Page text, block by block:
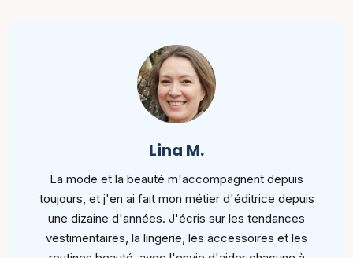
Lina M.
La mode et la beauté m'accompagnent depuis
toujours, et j'en ai fait mon métier d'éditrice depuis
une dizaine d'années. J'écris sur les tendances
vestimentaires, la lingerie, les accessoires et les